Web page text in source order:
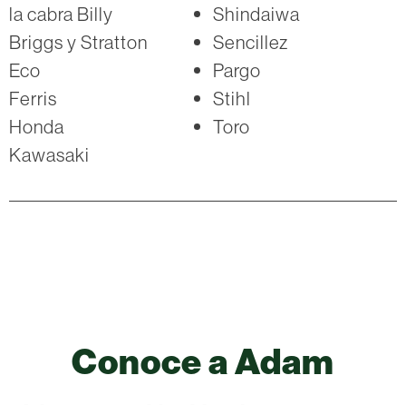
la cabra Billy
Briggs y Stratton
Eco
Ferris
Honda
Kawasaki
Shindaiwa
Sencillez
Pargo
Stihl
Toro
Conoce a Adam